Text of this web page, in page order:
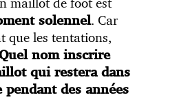
solennel. Car
que les tentations,
nom inscrire
qui restera dans
des années